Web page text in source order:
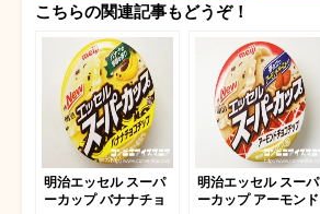
こちらの関連記事もどうぞ！
明治エッセル スーパ
ーカップ バナナチョ
明治エッセル スーパ
ーカップ アーモンド